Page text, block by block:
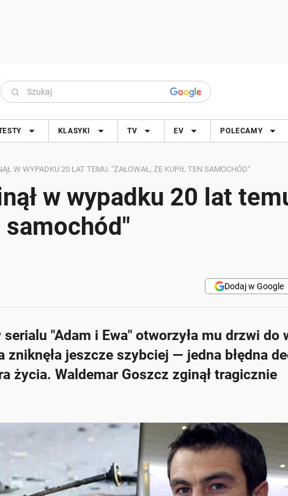
KLASYKI TV EV POLECAMY
W WYPADKU 20 LAT TEMU. "ŻAŁOWAŁ, ŻE KUPIŁ TEN SAMOCHÓD"
w wypadku 20 lat
samochód"
Dodaj w Google
"Adam i Ewa" otworzyła mu drzwi do
zniknęła jeszcze szybciej — jedna błędna
życia. Waldemar Goszcz zginął tragicznie